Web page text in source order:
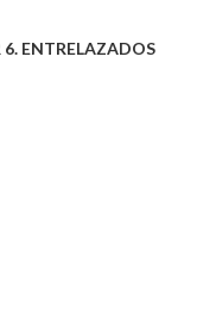
6. ENTRELAZADOS